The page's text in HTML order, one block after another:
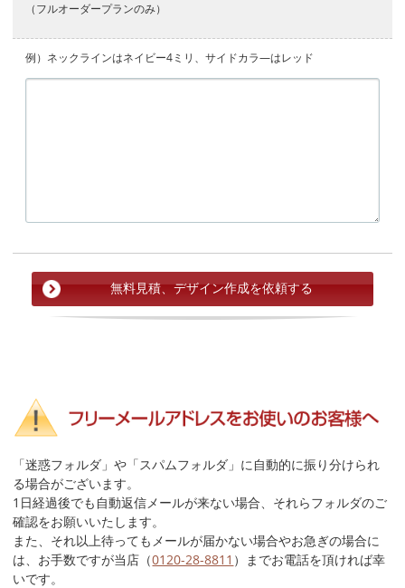
（フルオーダープランのみ）
例）ネックラインはネイビー4ミリ、サイドカラ―はレッド
「迷惑フォルダ」や「スパムフォルダ」に自動的に振り分けられ
る場合がございます。
1日経過後でも自動返信メールが来ない場合、それらフォルダのご
確認をお願いいたします。
また、それ以上待ってもメールが届かない場合やお急ぎの場合に
は、お手数ですが当店（0120-28-8811 ）までお電話を頂ければ幸
いです。